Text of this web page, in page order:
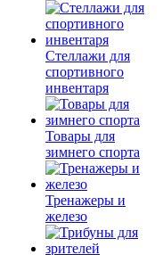
Стеллажи для
спортивного
инвентаря
Товары для
зимнего спорта
Тренажеры и
железо